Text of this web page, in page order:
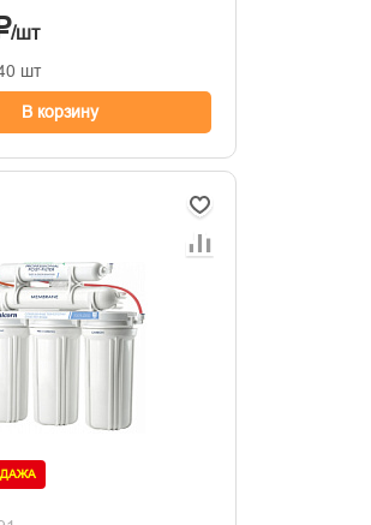
/шт
шт
В корзину